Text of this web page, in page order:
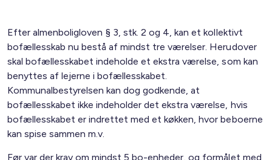
Efter almenboligloven § 3, stk. 2 og 4, kan et kollektivt
bofællesskab nu bestå af mindst tre værelser. Herudover
skal bofællesskabet indeholde et ekstra værelse, som kan
benyttes af lejerne i bofællesskabet.
Kommunalbestyrelsen kan dog godkende, at
bofællesskabet ikke indeholder det ekstra værelse, hvis
bofællesskabet er indrettet med et køkken, hvor beboerne
kan spise sammen m.v.
Før var der krav om mindst 5 bo-enheder, og formålet med